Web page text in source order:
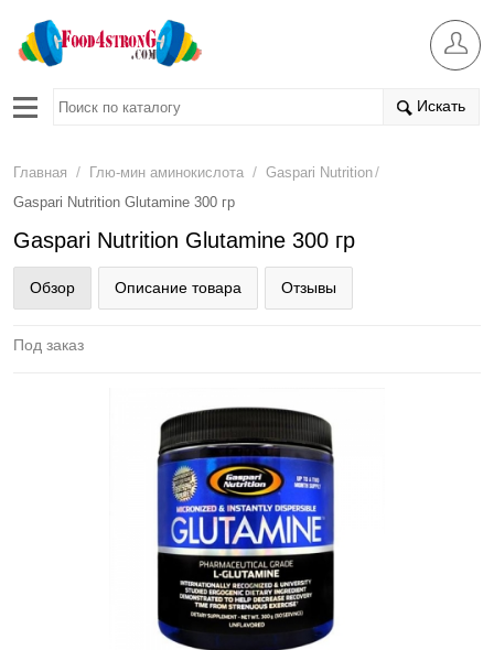
Искать
Главная / Глю-мин аминокислота / Gaspari Nutrition/
Gaspari Nutrition Glutamine 300 гр
Gaspari Nutrition Glutamine 300 гр
Обзор Описание товара Отзывы
Под заказ